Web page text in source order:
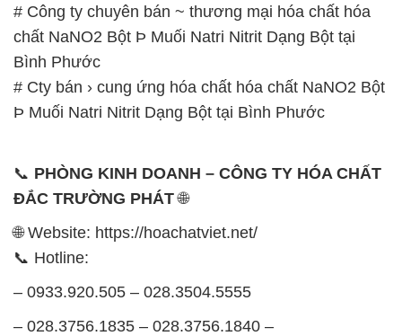
# Công ty chuyên bán ~ thương mại hóa chất hóa
chất NaNO2 Bột Þ Muối Natri Nitrit Dạng Bột tại
Bình Phước
# Cty bán › cung ứng hóa chất hóa chất NaNO2 Bột
Þ Muối Natri Nitrit Dạng Bột tại Bình Phước
📞 PHÒNG KINH DOANH – CÔNG TY HÓA CHẤT
ĐẮC TRƯỜNG PHÁT🌐
🌐 Website: https://hoachatviet.net/
📞 Hotline:
– 0933.920.505 – 028.3504.5555
– 028.3756.1835 – 028.3756.1840 –